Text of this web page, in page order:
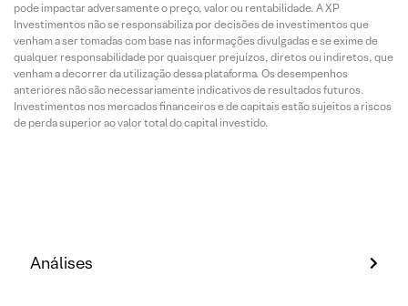
pode impactar adversamente o preço, valor ou rentabilidade. A XP
Investimentos não se responsabiliza por decisões de investimentos que
venham a ser tomadas com base nas informações divulgadas e se exime de
qualquer responsabilidade por quaisquer prejuízos, diretos ou indiretos, que
venham a decorrer da utilização dessa plataforma. Os desempenhos
anteriores não são necessariamente indicativos de resultados futuros.
Investimentos nos mercados financeiros e de capitais estão sujeitos a riscos
de perda superior ao valor total do capital investido.
Análises